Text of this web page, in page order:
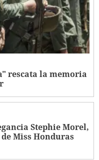
rescata la memoria
Stephie Morel,
Miss Honduras